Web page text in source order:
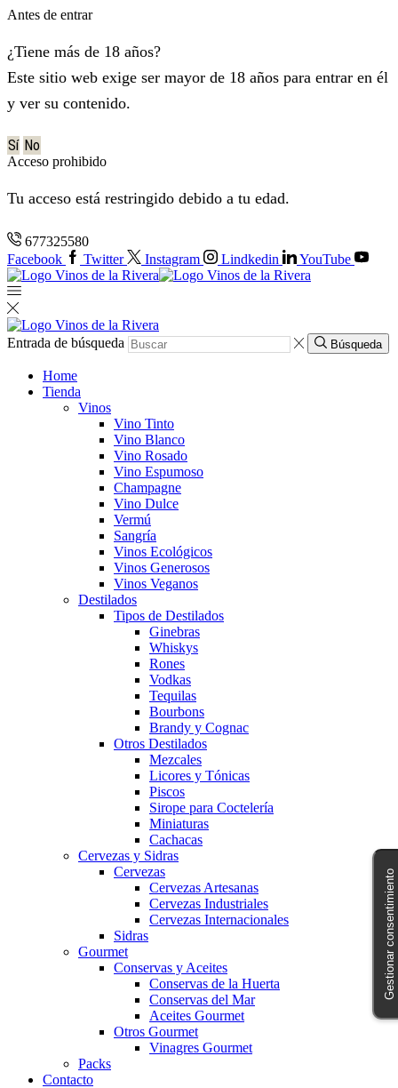
Antes de entrar
¿Tiene más de 18 años?
Este sitio web exige ser mayor de 18 años para entrar en él
y ver su contenido.
Sí No
Acceso prohibido
Tu acceso está restringido debido a tu edad.
677325580
Facebook
Twitter Instagram Lindkedin YouTube
Entrada de búsqueda Búsqueda
Home
Tienda
Vinos
Vino Tinto
Vino Blanco
Vino Rosado
Vino Espumoso
Champagne
Vino Dulce
Vermú
Sangría
Vinos Ecológicos
Vinos Generosos
Vinos Veganos
Destilados
Tipos de Destilados
Ginebras
Whiskys
Rones
Vodkas
Tequilas
Bourbons
Brandy y Cognac
Otros Destilados
Mezcales
Licores y Tónicas
Piscos
Sirope para Coctelería
Miniaturas
Cachacas
Cervezas y Sidras
Cervezas
Cervezas Artesanas
Cervezas Industriales
Cervezas Internacionales
Sidras
Gourmet
Conservas y Aceites
Conservas de la Huerta
Conservas del Mar
Aceites Gourmet
Otros Gourmet
Vinagres Gourmet
Packs
Contacto
Gestionar consentimiento